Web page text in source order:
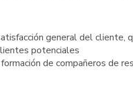
general del cliente,
potenciales
de compañeros de